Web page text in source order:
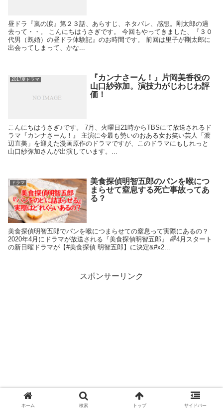
昼ドラ『嵐の涙』第２３話、あらすじ、ネタバレ、感想。剛太郎の過
去って・・。 こんにちはうさぎです。 今回もやってきました、『３０
代男（既婚）の昼ドラ体験記』のお時間です。 前回は里子が剛太郎に
出会ってしまって、かな...
2017夏ドラマ
『カンナさーん！』片岡美香役の
山口紗弥加。演技力がじわじわ評
価！
こんにちはうさぎ♪です。 7月、火曜日21時からTBSにて放送されるド
ラマ『カンナさーん！』 主演に今最も勢いのおある女お笑い芸人「渡
辺直美」を迎えた漫画原作のドラマですが、このドラマにもしれっと
山口紗弥加さんが出演しています。...
ドラマ
美食探偵明智五郎のパンを喉につ
まらせて窒息する死亡事故ってあ
る？
美食探偵明智五郎でパンを喉につまらせての窒息って実際にあるの？
2020年4月にドラマが放送される『美食探偵明智五郎』 🌈4月スタート
の新日曜ドラマが【#美食探偵 明智五郎】に決定&#x2...
スポンサーリンク
ホーム 検索 トップ サイドバー